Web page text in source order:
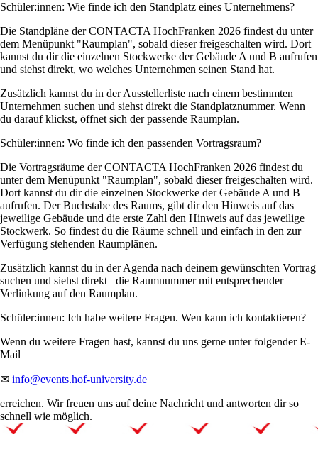
Schüler:innen: Wie finde ich den Standplatz eines Unternehmens?
Die Standpläne der CONTACTA HochFranken 2026 findest du unter
dem Menüpunkt "Raumplan", sobald dieser freigeschalten wird. Dort
kannst du dir die einzelnen Stockwerke der Gebäude A und B aufrufen
und siehst direkt, wo welches Unternehmen seinen Stand hat.
Zusätzlich kannst du in der Ausstellerliste nach einem bestimmten
Unternehmen suchen und siehst direkt die Standplatznummer. Wenn
du darauf klickst, öffnet sich der passende Raumplan.
Schüler:innen: Wo finde ich den passenden Vortragsraum?
Die Vortragsräume der CONTACTA HochFranken 2026 findest du
unter dem Menüpunkt "Raumplan", sobald dieser freigeschalten wird.
Dort kannst du dir die einzelnen Stockwerke der Gebäude A und B
aufrufen. Der Buchstabe des Raums, gibt dir den Hinweis auf das
jeweilige Gebäude und die erste Zahl den Hinweis auf das jeweilige
Stockwerk. So findest du die Räume schnell und einfach in den zur
Verfügung stehenden Raumplänen.
Zusätzlich kannst du in der Agenda nach deinem gewünschten Vortrag
suchen und siehst direkt die Raumnummer mit entsprechender
Verlinkung auf den Raumplan.
Schüler:innen: Ich habe weitere Fragen. Wen kann ich kontaktieren?
Wenn du weitere Fragen hast, kannst du uns gerne unter folgender E-
Mail
✉ info@events.hof-university.de
erreichen. Wir freuen uns auf deine Nachricht und antworten dir so
schnell wie möglich.